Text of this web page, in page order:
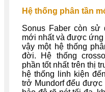
Hệ thống phân tần
Sonus Faber còn sử
mới nhất và được ứng
vậy một hệ thống
đời. Hệ thống
phần tốt nhất trên thị
hệ thống linh kiện
trở Mundorf đểu được